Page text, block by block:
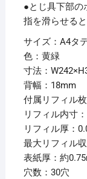
ポ
ケ
ッ
ト
付
属
背
幅
18mm
黄
緑
N5015-
●とじ具下部の
指を滑らせると
サイズ：A4タ
色：黄緑
寸法：
背幅：18mm
付属リフィル
リフィル内寸
リフィル厚：
最大リフィル
表紙厚：約
穴数：30穴